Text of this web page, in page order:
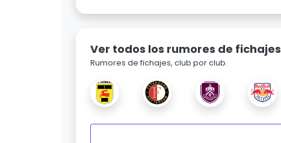
Ver todos los rumores de fichajes
Rumores de fichajes, club por club.